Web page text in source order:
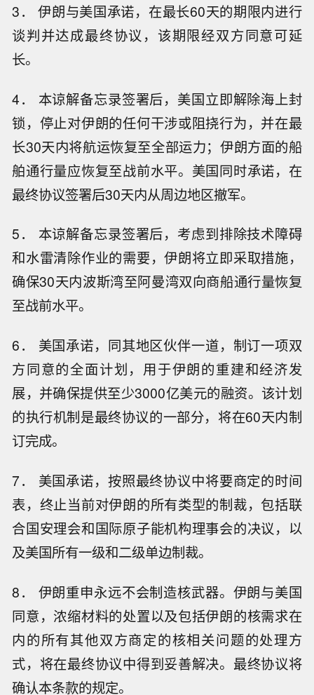
3． 伊朗与美国承诺，在最长60天的期限内进行
谈判并达成最终协议，该期限经双方同意可延
长。
4． 本谅解备忘录签署后，美国立即解除海上封
锁，停止对伊朗的任何干涉或阻挠行为，并在最
长30天内将航运恢复至全部运力；伊朗方面的船
舶通行量应恢复至战前水平。美国同时承诺，在
最终协议签署后30天内从周边地区撤军。
5． 本谅解备忘录签署后，考虑到排除技术障碍
和水雷清除作业的需要，伊朗将立即采取措施，
确保30天内波斯湾至阿曼湾双向商船通行量恢复
至战前水平。
6． 美国承诺，同其地区伙伴一道，制订一项双
方同意的全面计划，用于伊朗的重建和经济发
展，并确保提供至少3000亿美元的融资。该计划
的执行机制是最终协议的一部分，将在60天内制
订完成。
7． 美国承诺，按照最终协议中将要商定的时间
表，终止当前对伊朗的所有类型的制裁，包括联
合国安理会和国际原子能机构理事会的决议，以
及美国所有一级和二级单边制裁。
8． 伊朗重申永远不会制造核武器。伊朗与美国
同意，浓缩材料的处置以及包括伊朗的核需求在
内的所有其他双方商定的核相关问题的处理方
式，将在最终协议中得到妥善解决。最终协议将
确认本条款的规定。